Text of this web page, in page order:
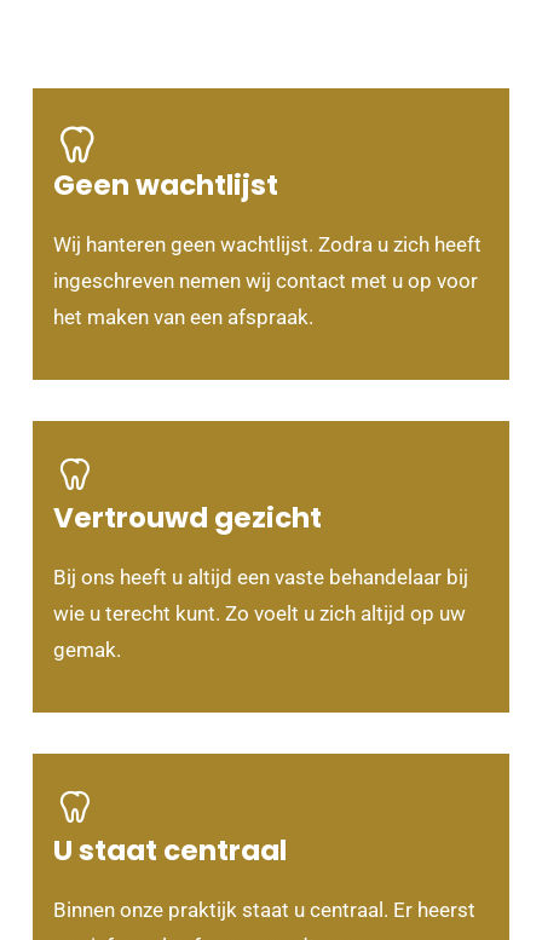
Geen wachtlijst
Wij hanteren geen wachtlijst. Zodra u zich heeft
ingeschreven nemen wij contact met u op voor
het maken van een afspraak.
Vertrouwd gezicht
Bij ons heeft u altijd een vaste behandelaar bij
wie u terecht kunt. Zo voelt u zich altijd op uw
gemak.
U staat centraal
Binnen onze praktijk staat u centraal. Er heerst